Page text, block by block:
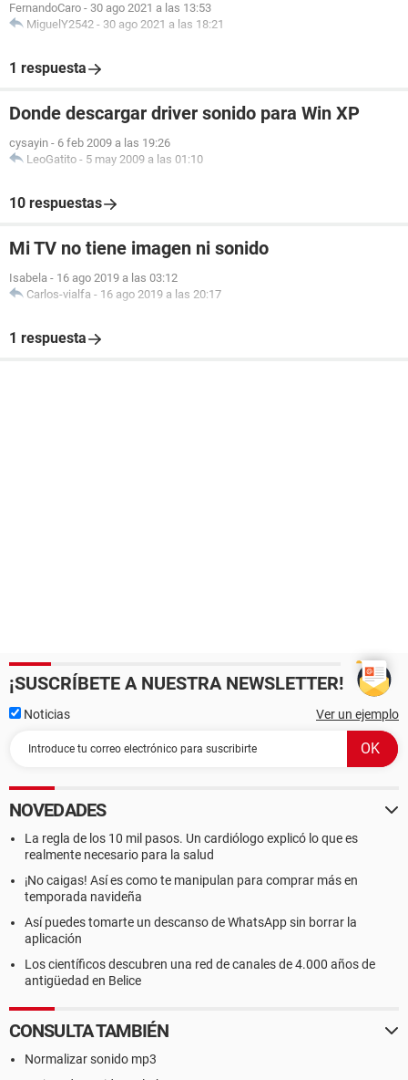
FernandoCaro - 30 ago 2021 a las 13:53
MiguelY2542 - 30 ago 2021 a las 18:21
1 respuesta
Donde descargar driver sonido para Win XP
cysayin - 6 feb 2009 a las 19:26
LeoGatito - 5 may 2009 a las 01:10
10 respuestas
Mi TV no tiene imagen ni sonido
Isabela - 16 ago 2019 a las 03:12
Carlos-vialfa - 16 ago 2019 a las 20:17
1 respuesta
¡SUSCRÍBETE A NUESTRA NEWSLETTER!
Noticias Ver un ejemplo
NOVEDADES
La regla de los 10 mil pasos. Un cardiólogo explicó lo que es
realmente necesario para la salud
¡No caigas! Así es como te manipulan para comprar más en
temporada navideña
Así puedes tomarte un descanso de WhatsApp sin borrar la
aplicación
Los científicos descubren una red de canales de 4.000 años de
antigüedad en Belice
CONSULTA TAMBIÉN
Normalizar sonido mp3